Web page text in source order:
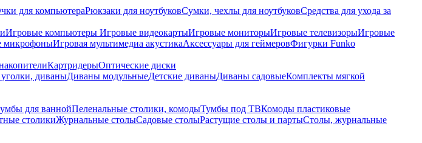
для компьютераРюкзаки для ноутбуковСумки, чехлы для ноутбуковСредства для ухода за
Игровые компьютеры Игровые видеокартыИгровые мониторыИгровые телевизорыИгровые
микрофоныИгровая мультимедиа акустикаАксессуары для геймеровФигурки Funko
КартридерыОптические диски
диваныДиваны модульныеДетские диваныДиваны садовыеКомплекты мягкой
для ваннойПеленальные столики, комодыТумбы под ТВКомоды пластиковые
столикиЖурнальные столыСадовые столыРастущие столы и партыСтолы, журнальные